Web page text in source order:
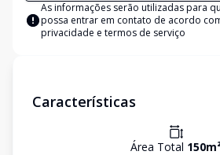
As informações serão utilizadas para
possa entrar em contato de acordo
privacidade e termos de serviço
Características
Área Total 150